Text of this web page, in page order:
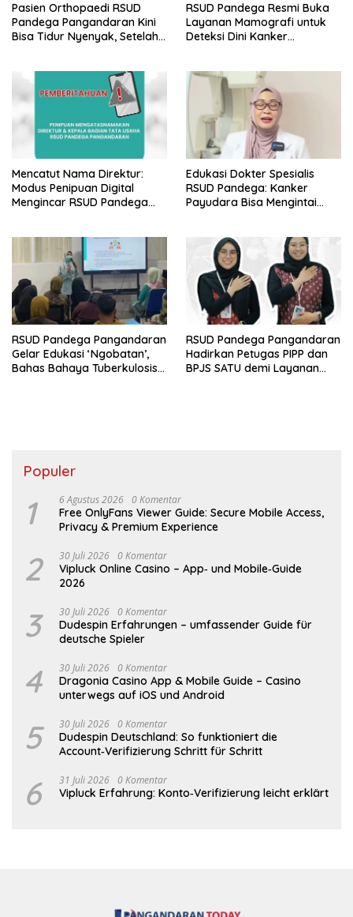
Pasien Orthopaedi RSUD
Pandega Pangandaran Kini
Bisa Tidur Nyenyak, Setelah
RSUD Pandega Resmi Buka
Layanan Mamografi untuk
Deteksi Dini Kanker
Mencatut Nama Direktur:
Modus Penipuan Digital
Mengincar RSUD Pandega
Edukasi Dokter Spesialis
RSUD Pandega: Kanker
Payudara Bisa Mengintai
RSUD Pandega Pangandaran
Gelar Edukasi ‘Ngobatan’,
Bahas Bahaya Tuberkulosis
RSUD Pandega Pangandaran
Hadirkan Petugas PIPP dan
BPJS SATU demi Layanan
Populer
1 6 Agustus 2026 0 Komentar
Free OnlyFans Viewer Guide: Secure Mobile Access,
Privacy & Premium Experience
2 30 Juli 2026 0 Komentar
Vipluck Online Casino – App‑ und Mobile‑Guide
2026
3 30 Juli 2026 0 Komentar
Dudespin Erfahrungen – umfassender Guide für
deutsche Spieler
4 30 Juli 2026 0 Komentar
Dragonia Casino App & Mobile Guide – Casino
unterwegs auf iOS und Android
5 30 Juli 2026 0 Komentar
Dudespin Deutschland: So funktioniert die
Account‑Verifizierung Schritt für Schritt
6 31 Juli 2026 0 Komentar
Vipluck Erfahrung: Konto‑Verifizierung leicht erklärt